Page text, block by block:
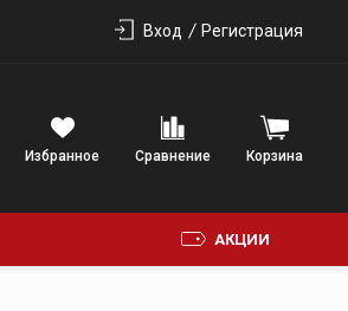
Вход Регистрация
Избранное Сравнение Корзина
АКЦИИ